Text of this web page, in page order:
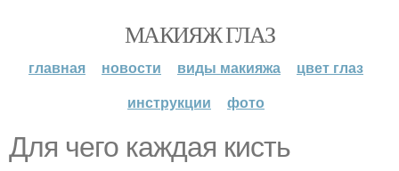
МАКИЯЖ ГЛАЗ
главная новости виды макияжа
цвет глаз
инструкции
фото
Для чего каждая кисть